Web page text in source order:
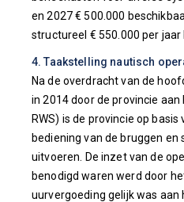
en 2027 € 500.000
structureel € 550.000 per jaar
4. Taakstelling nautisch
Na de overdracht van de
in 2014 door de provincie
RWS) is de provincie op
bediening van de bruggen en
uitvoeren. De inzet van de
benodigd waren werd door
uurvergoeding gelijk was aan